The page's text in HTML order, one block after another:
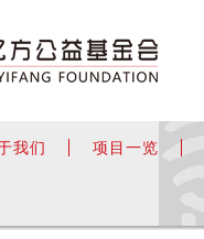
我们 项目一览